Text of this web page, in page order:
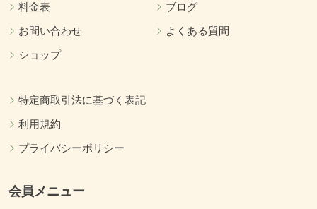
料金表
ブログ
お問い合わせ
よくある質問
ショップ
特定商取引法に基づく表記
利用規約
プライバシーポリシー
会員メニュー